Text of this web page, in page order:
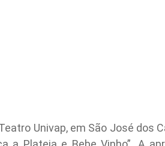
Univap, em São José dos